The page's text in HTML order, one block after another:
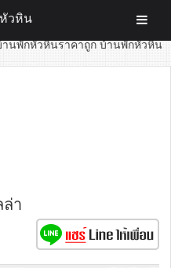
กหัวหิน
นพักหัวหินราคาถูก บ้านพักหัวหิน
า
วหิน